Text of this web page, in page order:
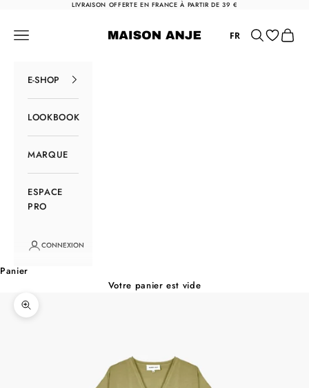
Passer au contenuLIVRAISON OFFERTE EN FRANCE À PARTIR DE 39 €
Maison Anje
Menu FR Rechercher
Panier
E-SHOP
LOOKBOOK
MARQUE
ESPACE
PRO
CONNEXION
Panier
Votre panier est vide
Zoomer sur l'image